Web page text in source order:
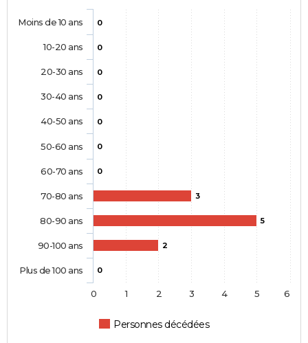
0
0
0
0
0
0
0
3
5
2
0
Personnes décédées
Moins de 10 ans
10-20 ans
20-30 ans
30-40 ans
40-50 ans
50-60 ans
60-70 ans
70-80 ans
80-90 ans
90-100 ans
Plus de 100 ans
0 1 2 3 4 5 6